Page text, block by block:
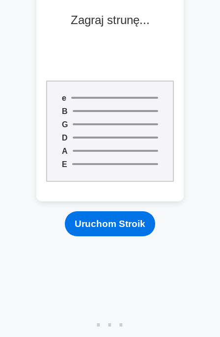
Zagraj strunę...
e
B
G
D
A
E
Uruchom Stroik